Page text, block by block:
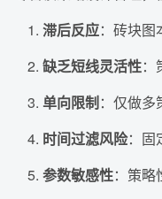
滞后反应：砖块
缺乏短线灵活性：
单向限制：仅做
时间过滤风险：固
参数敏感性：策略